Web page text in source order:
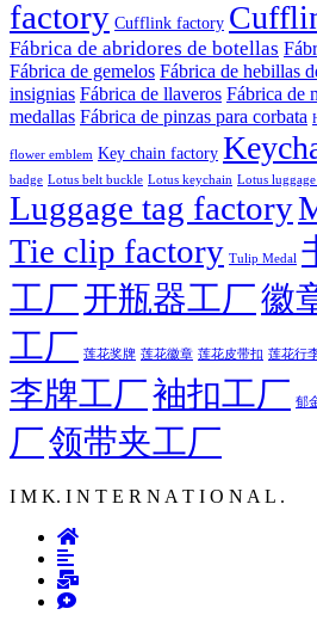
factory Cufflink factory
Fábrica de abridores de botellas
Fábrica de gemelos Fábrica de hebillas
insignias Fábrica de llaveros Fábrica de
medallas Fábrica de pinzas para corbata
flower emblem Key chain factory
badge Lotus belt buckle Lotus keychain Lotus luggage
Luggage tag factory
Tie clip factory Tulip Medal
工厂开瓶器工厂徽
工厂 莲花奖牌 莲花徽章 莲花皮带扣 莲花行
李牌工厂袖扣工厂 郁
厂领带夹工厂
I M K. I N T E R N A T I O N A L .